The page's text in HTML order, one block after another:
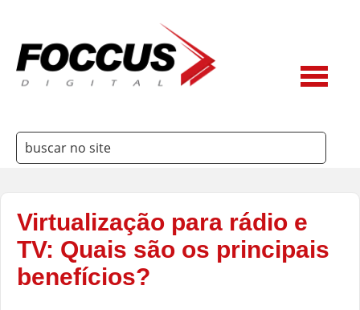
3Way
Ateme
Virtualização para rádio e
TV: Quais são os principais
benefícios?